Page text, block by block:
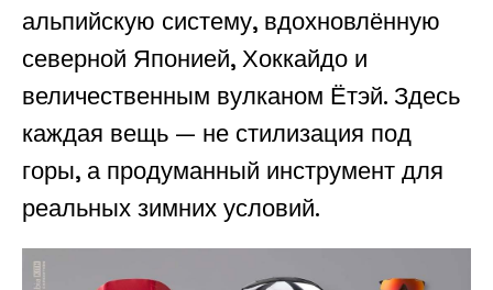
альпийскую систему, вдохновлённую
северной Японией, Хоккайдо и
величественным вулканом Ётэй. Здесь
каждая вещь — не стилизация под
горы, а продуманный инструмент для
реальных зимних условий.